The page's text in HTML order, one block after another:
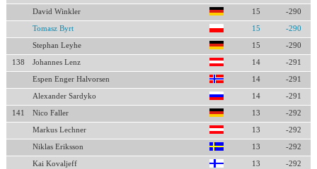
David Winkler 15 -290
Tomasz Byrt 15 -290
Stephan Leyhe 15 -290
138 Johannes Lenz 14 -291
Espen Enger Halvorsen 14 -291
Alexander Sardyko 14 -291
141 Nico Faller 13 -292
Markus Lechner 13 -292
Niklas Eriksson 13 -292
Kai Kovaljeff 13 -292